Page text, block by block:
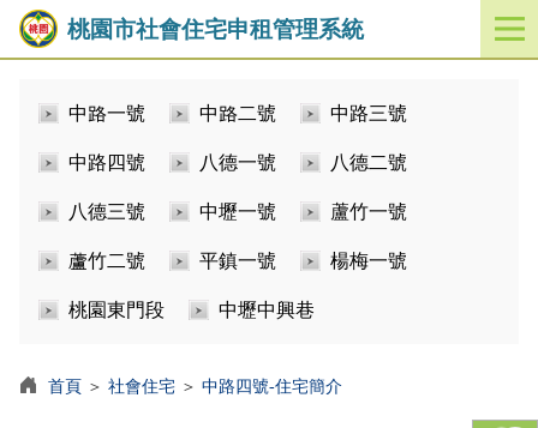
桃園市社會住宅申租管理系統
開
啟
中路一號 中路二號 中路三號
中路四號 八德一號 八德二號
八德三號 中壢一號 蘆竹一號
蘆竹二號 平鎮一號 楊梅一號
桃園東門段 中壢中興巷
首頁 ＞ 社會住宅 ＞ 中路四號-住宅簡介